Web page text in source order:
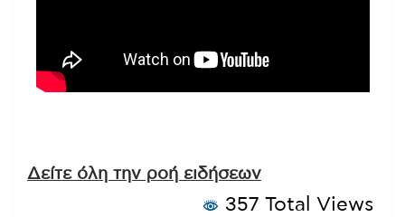
Δείτε όλη την ροή ειδήσεων
357 Total Views